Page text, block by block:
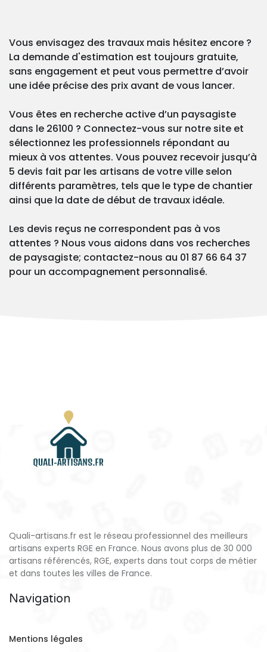
Vous envisagez des travaux mais hésitez encore ?
La demande d'estimation est toujours gratuite,
sans engagement et peut vous permettre d’avoir
une idée précise des prix avant de vous lancer.
Vous êtes en recherche active d’un paysagiste
dans le 26100 ? Connectez-vous sur notre site et
sélectionnez les professionnels répondant au
mieux à vos attentes. Vous pouvez recevoir jusqu’à
5 devis fait par les artisans de votre ville selon
différents paramètres, tels que le type de chantier
ainsi que la date de début de travaux idéale.
Les devis reçus ne correspondent pas à vos
attentes ? Nous vous aidons dans vos recherches
de paysagiste; contactez-nous au 01 87 66 64 37
pour un accompagnement personnalisé.
Quali-artisans.fr est le réseau professionnel des meilleurs
artisans experts RGE en France. Nous avons plus de 30 000
artisans référencés, RGE, experts dans tout corps de métier
et dans toutes les villes de France.
Navigation
Mentions légales